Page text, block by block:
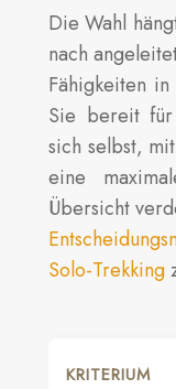
Die Wahl
nach
Fähigkeiten
Sie bereit
sich selbst,
eine
Übersicht
Solo-Trekking
KRITERIUM